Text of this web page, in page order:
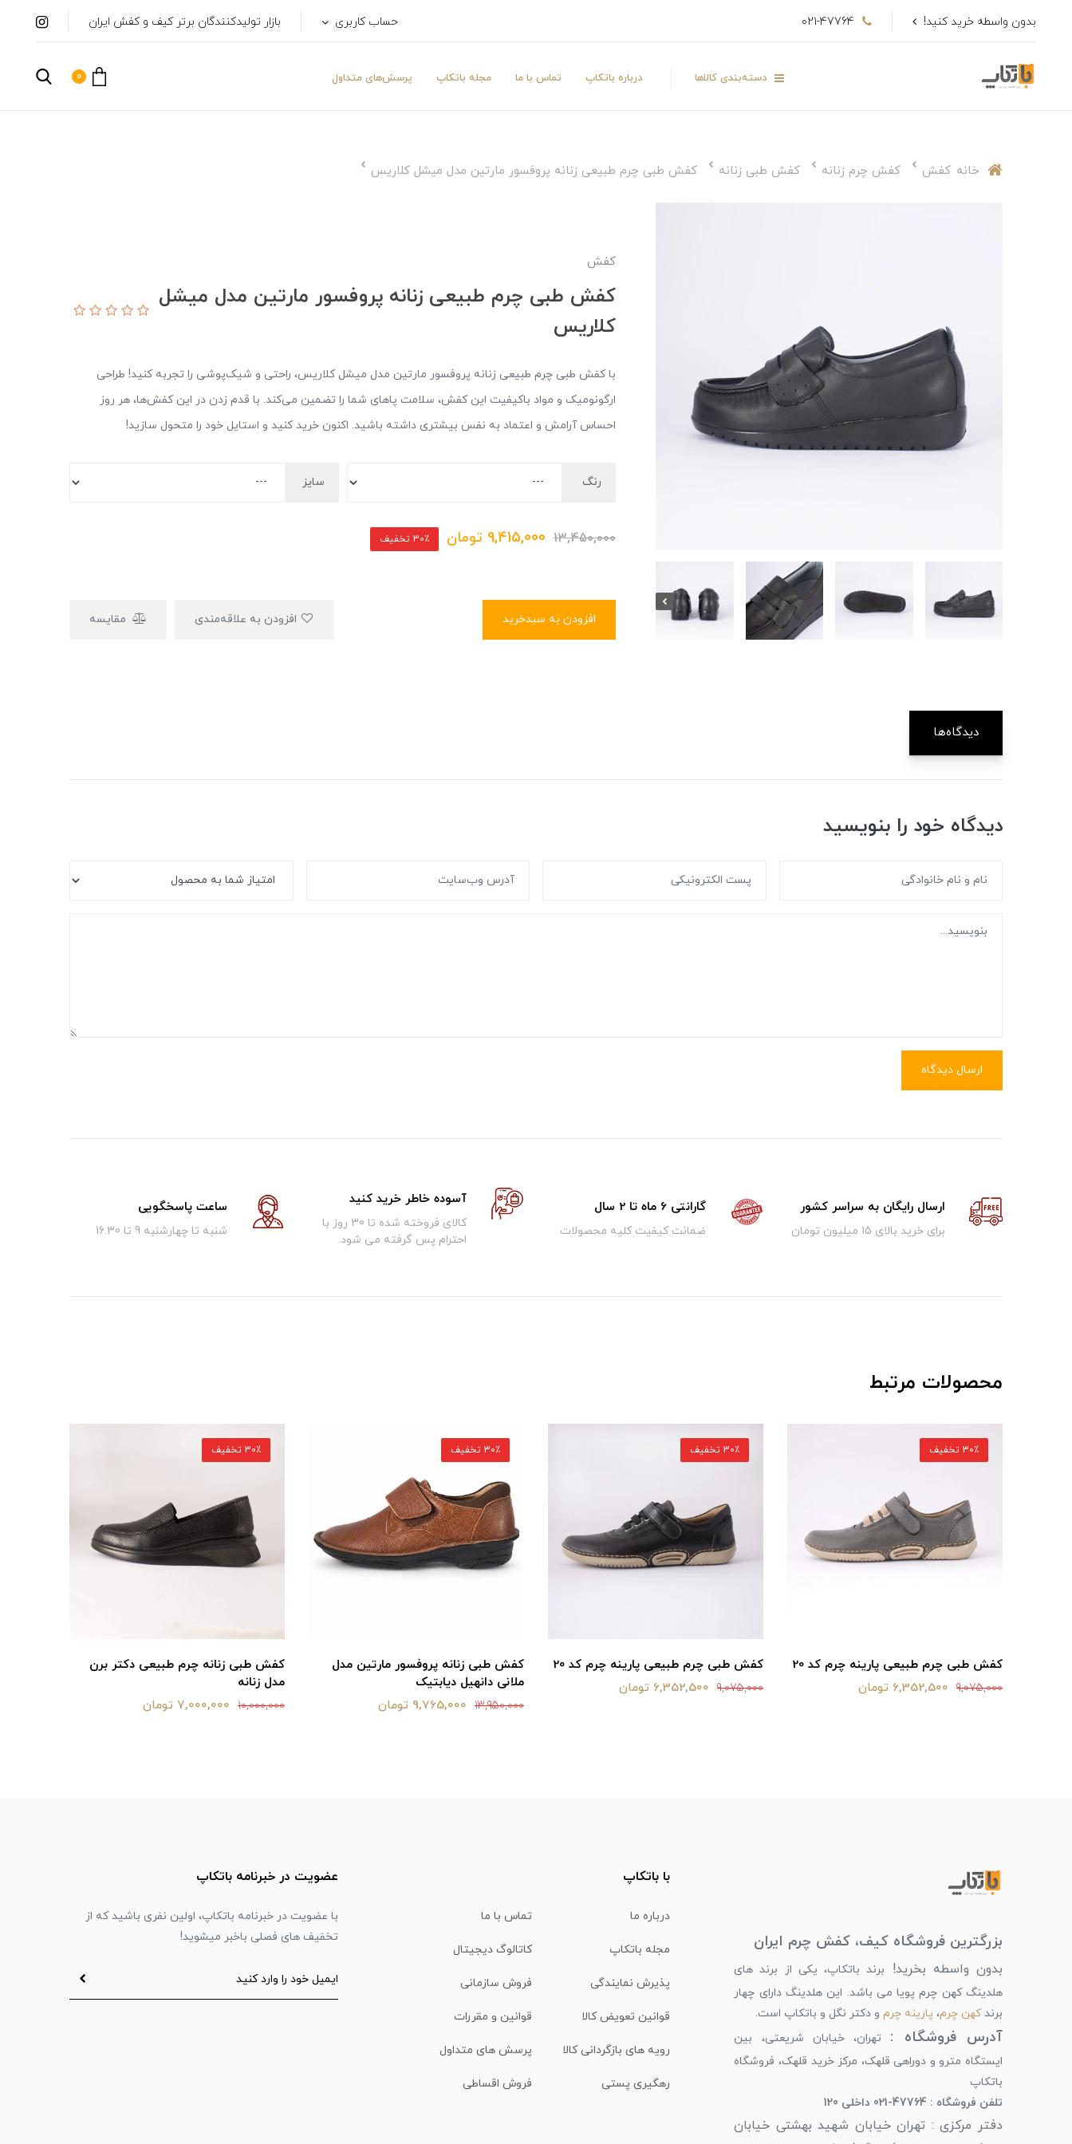
بدون واسطه خرید کنید! 021-47764 حساب کاربری بازار تولیدکنندگان برتر کیف و کفش ایران
دسته‌بندی کالاها درباره باتکاپ تماس با ما مجله باتکاپ پرسش‌های متداول 0
خانه کفش کفش چرم زنانه کفش طبی زنانه کفش طبی چرم طبیعی زنانه پروفسور مارتین مدل میشل کلاریس
کفش
کفش طبی چرم طبیعی زنانه پروفسور مارتین مدل میشل
کلاریس
با کفش طبی چرم طبیعی زنانه پروفسور مارتین مدل میشل کلاریس، راحتی و شیک‌پوشی را تجربه کنید! طراحی
ارگونومیک و مواد باکیفیت این کفش، سلامت پاهای شما را تضمین می‌کند. با قدم زدن در این کفش‌ها، هر روز
احساس آرامش و اعتماد به نفس بیشتری داشته باشید. اکنون خرید کنید و استایل خود را متحول سازید!
رنگ سایز
13,450,000
9,415,000 تومان 30٪ تخفیف
افزودن به سبدخرید مقایسه
دیدگاه‌ها
دیدگاه خود را بنویسید
ارسال دیدگاه
ارسال رایگان به سراسر کشور
برای خرید بالای ۱5 میلیون تومان
گارانتی 6 ماه تا 2 سال
ضمانت کیفیت کلیه محصولات
آسوده خاطر خرید کنید
کالای فروخته شده تا 30 روز با
احترام پس گرفته می شود.
ساعت پاسخگویی
شنبه تا چهارشنبه 9 تا 16.30
محصولات مرتبط
کفش طبی چرم طبیعی پارینه چرم کد 20
9,075,000 6,352,500 تومان
30٪ تخفیف
کفش طبی چرم طبیعی پارینه چرم کد 20
9,075,000 6,352,500 تومان
30٪ تخفیف
کفش طبی زنانه پروفسور مارتین مدل
ملانی دانهیل دیابتیک
13,950,000 9,765,000 تومان
30٪ تخفیف
کفش طبی زنانه چرم طبیعی دکتر برن
مدل زنانه
10,000,000 7,000,000 تومان
30٪ تخفیف
بزرگترین فروشگاه کیف، کفش چرم ایران
بدون واسطه بخرید!
برند باتکاپ، یکی از برند های
هلدینگ کهن چرم پویا می باشد. این هلدینگ دارای چهار
برندکهن چرم، پارینه چرم و دکتر نگل و باتکاپ است.
آدرس فروشگاه : تهران، خیابان شریعتی، بین
ایستگاه مترو و دوراهی قلهک، مرکز خرید قلهک، فروشگاه
باتکاپ
تلفن فروشگاه : 47764-021 داخلی 120
دفتر مرکزی : تهران خیابان شهید بهشتی خیابان
با باتکاپ
درباره ما تماس با ما
مجله باتکاپ کاتالوگ دیجیتال
پذیرش نمایندگی فروش سازمانی
قوانین تعویض کالا قوانین و مقررات
رویه های بازگردانی کالا پرسش های متداول
رهگیری پستی فروش اقساطی
عضویت در خبرنامه باتکاپ
با عضویت در خبرنامه باتکاپ، اولین نفری باشید که از
تخفیف های فصلی باخبر میشوید!